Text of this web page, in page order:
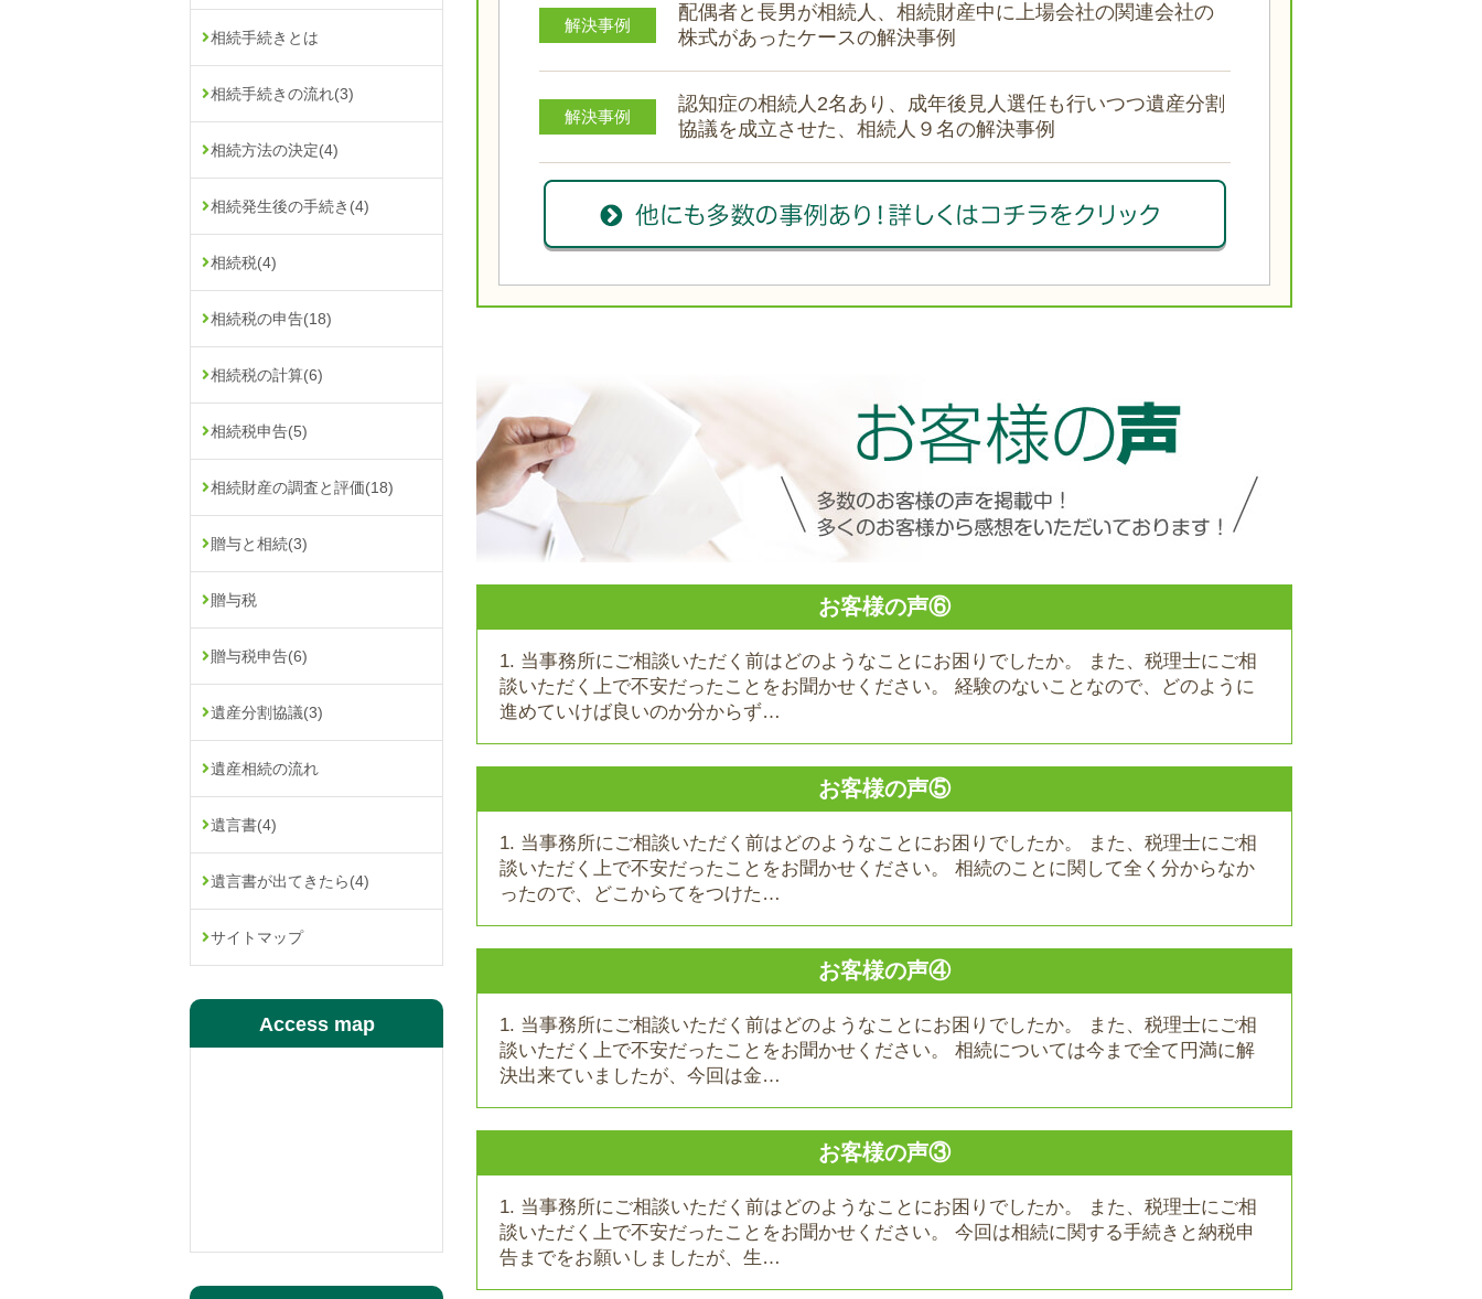
解決事例
配偶者と長男が相続人、相続財産中に上場会社の関連会社の
株式があったケースの解決事例
解決事例
認知症の相続人2名あり、成年後見人選任も行いつつ遺産分割
協議を成立させた、相続人９名の解決事例
お客様の声⑥
1. 当事務所にご相談いただく前はどのようなことにお困りでしたか。 また、税理士にご相
談いただく上で不安だったことをお聞かせください。 経験のないことなので、どのように
進めていけば良いのか分からず…
お客様の声⑤
1. 当事務所にご相談いただく前はどのようなことにお困りでしたか。 また、税理士にご相
談いただく上で不安だったことをお聞かせください。 相続のことに関して全く分からなか
ったので、どこからてをつけた…
お客様の声④
1. 当事務所にご相談いただく前はどのようなことにお困りでしたか。 また、税理士にご相
談いただく上で不安だったことをお聞かせください。 相続については今まで全て円満に解
決出来ていましたが、今回は金…
お客様の声③
1. 当事務所にご相談いただく前はどのようなことにお困りでしたか。 また、税理士にご相
談いただく上で不安だったことをお聞かせください。 今回は相続に関する手続きと納税申
告までをお願いしましたが、生…
相続手続きとは
相続手続きの流れ(3)
相続方法の決定(4)
相続発生後の手続き (4)
相続税(4)
相続税の申告(18)
相続税の計算(6)
相続税申告(5)
相続財産の調査と評価(18)
贈与と相続(3)
贈与税
贈与税申告(6)
遺産分割協議(3)
遺産相続の流れ
遺言書(4)
遺言書が出てきたら(4)
サイトマップ
Access map